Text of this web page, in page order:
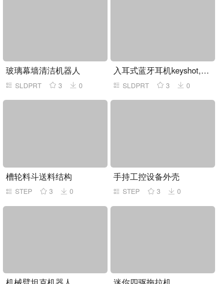
玻璃幕墙清洁机器人
SLDPRT 3 0
入耳式蓝牙耳机keyshot,solidworks模型
SLDPRT 3 0
槽轮料斗送料结构
STEP 3 0
手持工控设备外壳
STEP 3 0